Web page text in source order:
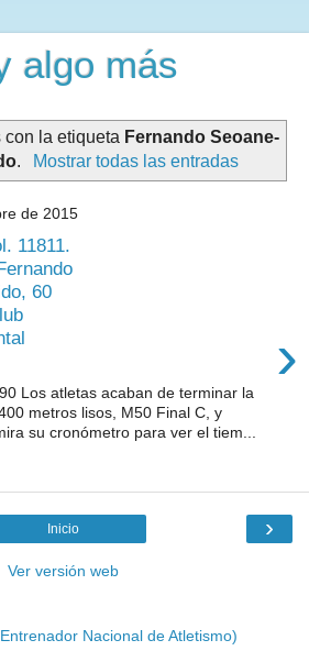
algo más
con la etiqueta Fernando Seoane-
. Mostrar todas las entradas
de 2015
11811.
60
›
Los atletas acaban de terminar la
metros lisos, M50 Final C, y
su cronómetro para ver el tiem...
›
Inicio
Ver versión web
Nacional de Atletismo)